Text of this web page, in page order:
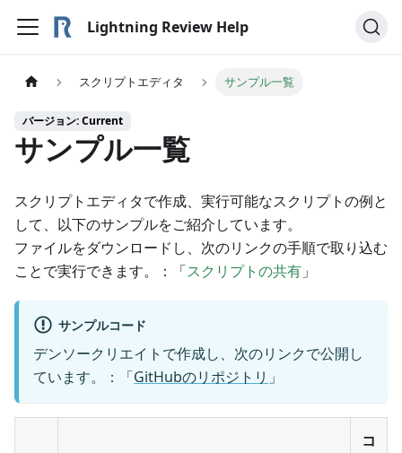
Lightning Review Help
スクリプトエディタ サンプル一覧
バージョン: Current
サンプル一覧
スクリプトエディタで作成、実行可能なスクリプトの例と
して、以下のサンプルをご紹介しています。
ファイルをダウンロードし、次のリンクの手順で取り込む
ことで実行できます。：「スクリプトの共有 」
サンプルコード
デンソークリエイトで作成し、次のリンクで公開し
ています。：「GitHubのリポジトリ 」
コ